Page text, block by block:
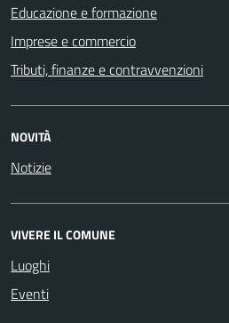
Educazione e formazione
Imprese e commercio
Tributi, finanze e contravvenzioni
NOVITÀ
Notizie
VIVERE IL COMUNE
Luoghi
Eventi